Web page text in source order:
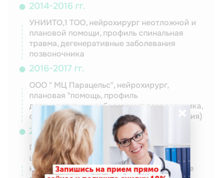
2014-2016 гг.
УНИИТО,1 ТОО, нейрохирург неотложной и
плановой помощи, профиль спинальная
травма, дегенеративные заболевания
позвоночника
2016-2017 гг.
ООО " МЦ Парацельс", нейрохирург,
плановая "помощь, профиль
дегенеративные заболевания позвоночника,
функциональная нейрохирургия (алгология)
2017-2018 гг.
Гкб4, Пермь, регионарный сосудистый
центр, НХО, нейрохирург, плановая и
неотложная помощь, профиль сосудистые
×